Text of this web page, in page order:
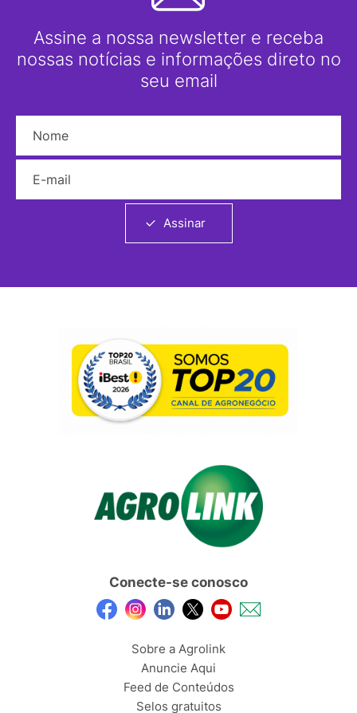
Assine a nossa newsletter e receba
nossas notícias e informações direto no
seu email
Assinar
Conecte-se conosco
Sobre a Agrolink
Anuncie Aqui
Feed de Conteúdos
Selos gratuitos